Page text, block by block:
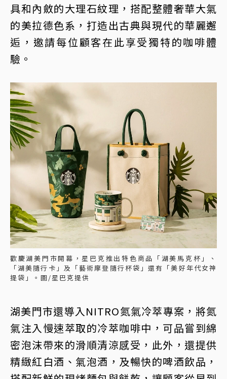
具和內斂的大理石紋理，搭配整體奢華大氣
的美拉德色系，打造出古典與現代的華麗邂
逅，邀請每位顧客在此享受獨特的咖啡體
驗。
歡慶湖美門市開幕，星巴克推出特色商品「湖美馬克杯」、
「湖美隨行卡」及「藝術摩登隨行杯袋」還有「美好年代女神
提袋」。圖/星巴克提供
湖美門市還導入NITRO氮氣冷萃專案，將氮
氣注入慢速萃取的冷萃咖啡中，可品嘗到綿
密泡沫帶來的滑順清涼感受，此外，還提供
精緻紅白酒、氣泡酒，及暢快的啤酒飲品，